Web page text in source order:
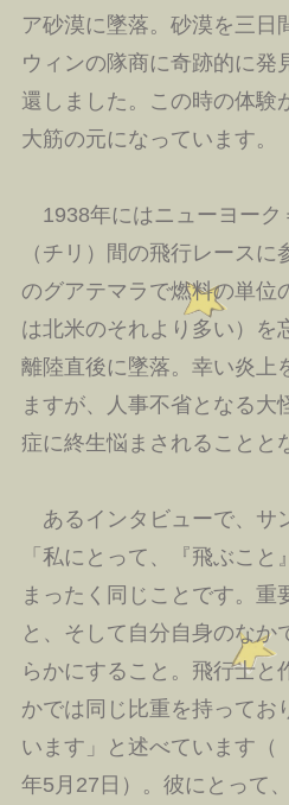
ア砂漠に墜落。砂漠を三日
ウィンの隊商に奇跡的に発
還しました。この時の体験
大筋の元になっています。
1938年にはニューヨーク
（チリ）間の飛行レース
のグアテマラで燃料の単位
は北米のそれより多い）を
離陸直後に墜落。幸い炎上
ますが、人事不省となる大
症に終生悩まされることと
あるインタビューで、サ
「私にとって、『飛ぶこと
まったく同じことです。重
と、そして自分自身のなか
らかにすること。飛行士と
かでは同じ比重を持ってお
います」と述べています（
年5月27日）。彼にとって